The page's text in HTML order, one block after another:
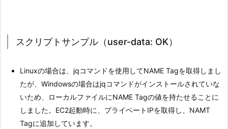
スクリプトサンプル（user-data: OK）
Linuxの場合は、jqコマンドを使用してNAME Tagを取得しまし
たが、Windowsの場合はjqコマンドがインストールされていな
いため、ローカルファイルにNAME Tagの値を持たせることに
しました。EC2起動時に、プライベートIPを取得し、NAMT
Tagに追加しています。